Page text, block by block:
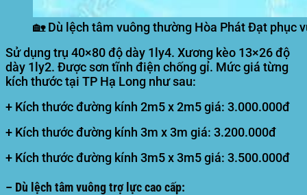
🏡 Dù lệch tâm vuông thường Hòa Phát Đạt phục
Sử dụng trụ 40×80 độ dày 1ly4. Xương kèo 13×26 độ
dày 1ly2. Được sơn tĩnh điện chống gỉ. Mức giá từng
kích thước tại TP Hạ Long như sau:
+ Kích thước đường kính 2m5 x 2m5 giá: 3.000.000đ
+ Kích thước đường kính 3m x 3m giá: 3.200.000đ
+ Kích thước đường kính 3m5 x 3m5 giá: 3.500.000đ
– Dù lệch tâm vuông trợ lực cao cấp: